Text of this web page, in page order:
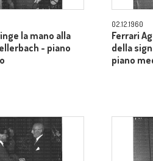
la mano alla
- piano
02.12.1960
Ferrari
della
piano